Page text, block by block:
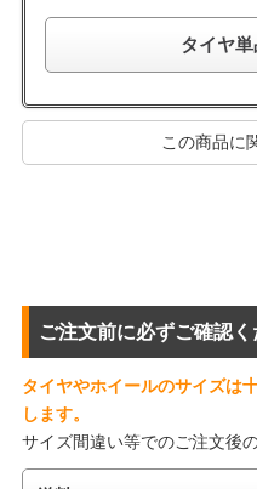
タイヤ
この商品に
ご注文前に必ずご確認く
タイヤやホイールのサイズは
します。
サイズ間違い等でのご注文後